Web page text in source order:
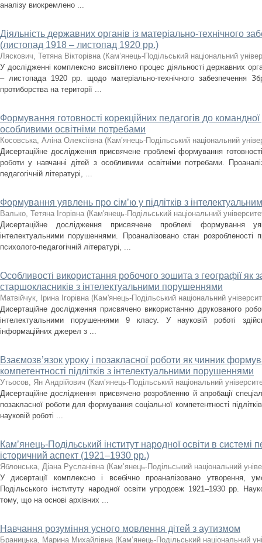
аналізу виокремлено ...
Діяльність державних органів із матеріально-технічного
(листопад 1918 – листопад 1920 рр.)
Ляскович, Тетяна Вікторівна (Кам’янець-Подільський національний
У дослідженні комплексно висвітлено процес діяльності державних
– листопада 1920 рр. щодо матеріально-технічного забезпечення
протиборства на території ...
Формування готовності корекційних педагогів до
особливими освітніми потребами
Косовська, Аліна Олексіївна (Кам’янець-Подільський національний
Дисертаційне дослідження присвячене проблемі формування
роботи у навчанні дітей з особливими освітніми потребами.
педагогічній літературі, ...
Формування уявлень про сім’ю у підлітків з
Валько, Тетяна Ігорівна (Кам'янець-Подільський національний
Дисертаційне дослідження присвячене проблемі формування
інтелектуальними порушеннями. Проаналізовано стан розробленості
психолого-педагогічній літературі, ...
Особливості використання робочого зошита з географії як
старшокласників з інтелектуальними порушеннями
Матвійчук, Ірина Ігорівна (Кам'янець-Подільський національний
Дисертаційне дослідження присвячено використанню друкованого
інтелектуальними порушеннями 9 класу. У науковій роботі
інформаційних джерел з ...
Взаємозв’язок уроку і позакласної роботи як чинник
компетентності підлітків з інтелектуальними порушеннями
Утьосов, Ян Андрійович (Кам’янець-Подільський національний
Дисертаційне дослідження присвячено розробленню й апробації
позакласної роботи для формування соціальної компетентності
науковій роботі ...
Кам’янець-Подільський інститут народної освіти в системі
історичний аспект (1921–1930 рр.)
Яблонська, Діана Русланівна (Кам’янець-Подільський національний
У дисертації комплексно і всебічно проаналізовано утворення,
Подільського інституту народної освіти упродовж 1921–1930 рр.
тому, що на основі архівних ...
Навчання розуміння усного мовлення дітей з аутизмом
Браницька, Марина Михайлівна (Кам’янець-Подільський національний